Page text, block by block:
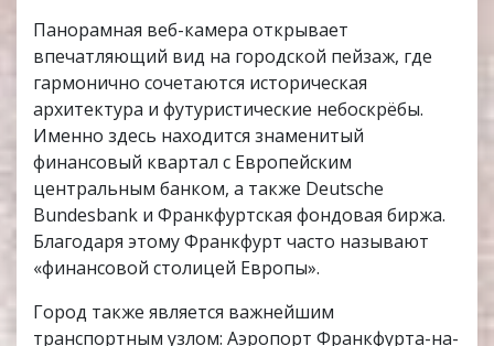
Панорамная веб-камера открывает
впечатляющий вид на городской пейзаж, где
гармонично сочетаются историческая
архитектура и футуристические небоскрёбы.
Именно здесь находится знаменитый
финансовый квартал с Европейским
центральным банком, а также Deutsche
Bundesbank и Франкфуртская фондовая биржа.
Благодаря этому Франкфурт часто называют
«финансовой столицей Европы».
Город также является важнейшим
транспортным узлом: Аэропорт Франкфурта-на-